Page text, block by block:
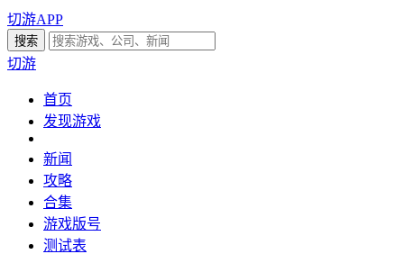
切游APP
切游
首页
发现游戏
新闻
攻略
合集
游戏版号
测试表